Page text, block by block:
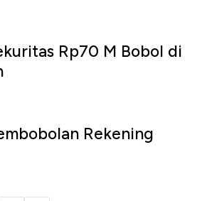
Rp70 M Bobol di
Rekening